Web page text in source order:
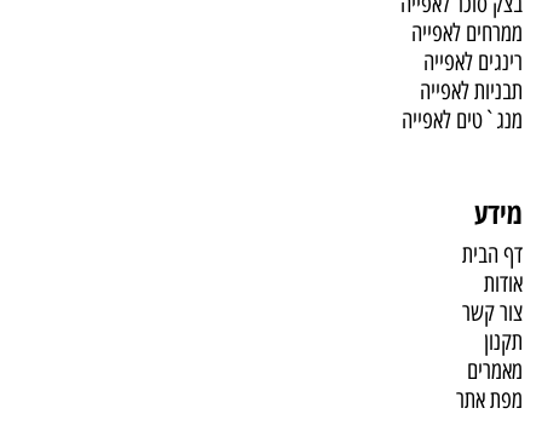
ממרחים לאפייה
רינגים לאפייה
תבניות לאפייה
מנג`טים לאפייה
מידע
דף הבית
אודות
צור קשר
תקנון
מאמרים
מפת אתר